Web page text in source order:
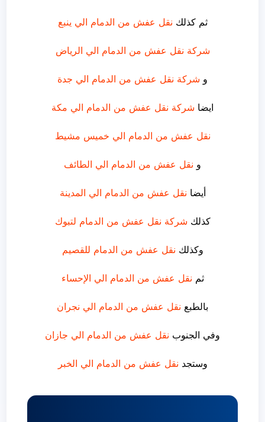
ثم كذلك نقل عفش من الدمام الي ينبع
شركة نقل عفش من الدمام الي الرياض
و شركة نقل عفش من الدمام الي جدة
ايضا شركة نقل عفش من الدمام الي مكة
نقل عفش من الدمام الي خميس مشيط
و نقل عفش من الدمام الي الطائف
أيضا نقل عفش من الدمام الي المدينة
كذلك شركة نقل عفش من الدمام لتبوك
وكذلك نقل عفش من الدمام للقصيم
ثم نقل عفش من الدمام الي الإحساء
بالطبع نقل عفش من الدمام الي نجران
وفي الجنوب نقل عفش من الدمام الي جازان
وستجد نقل عفش من الدمام الي الخبر